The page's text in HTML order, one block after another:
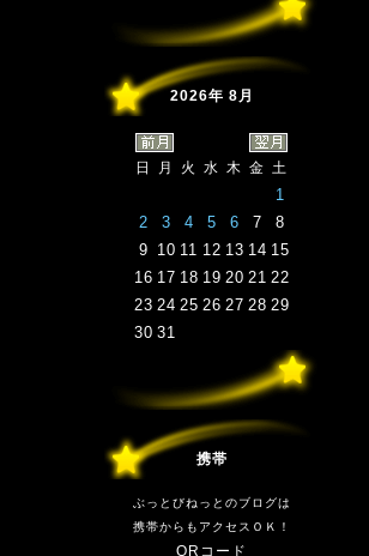
2026年 8月
日 月 火 水 木 金 土
1
2
3 4 5 6 7
8
9 10 11 12 13 14 15
16 17 18 19 20 21 22
23 24 25 26 27 28 29
30 31
携帯
ぶっとびねっとのブログは
携帯からもアクセスＯＫ！
QRコード